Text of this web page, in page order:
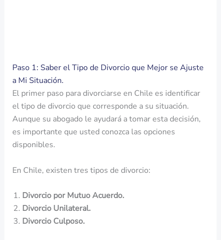
Paso 1: Saber el Tipo de Divorcio que Mejor se Ajuste
a Mi Situación.
El primer paso para divorciarse en Chile es identificar
el tipo de divorcio que corresponde a su situación.
Aunque su abogado le ayudará a tomar esta decisión,
es importante que usted conozca las opciones
disponibles.
En Chile, existen tres tipos de divorcio:
Divorcio por Mutuo Acuerdo.
Divorcio Unilateral.
Divorcio Culposo.